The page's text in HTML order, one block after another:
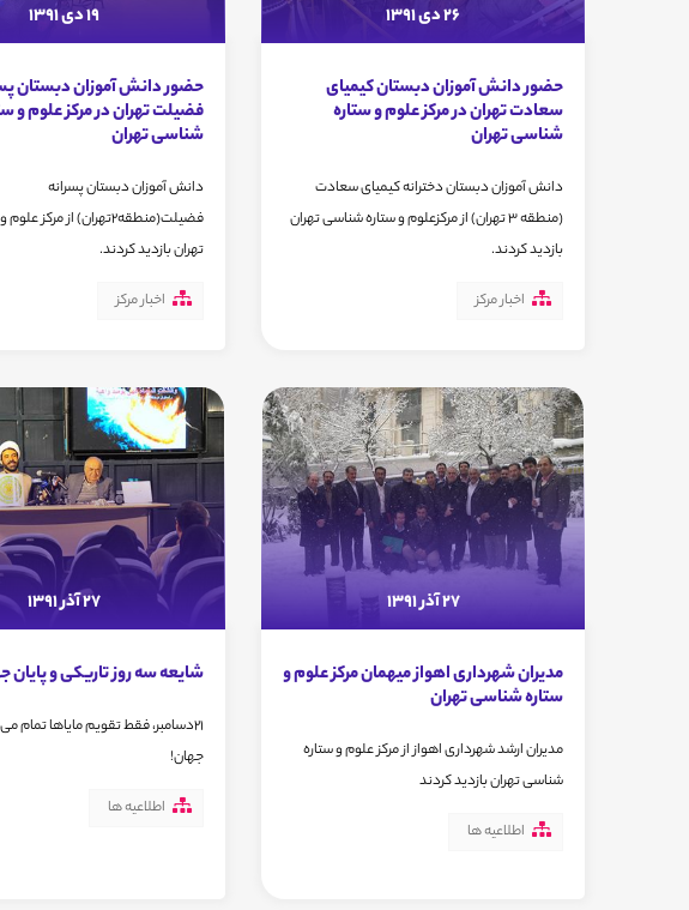
26 دی 1391
حضور دانش آموزان دبستان کیمیای
سعادت تهران در مرکز علوم و ستاره
شناسی تهران
دانش آموزان دبستان دخترانه کیمیای سعادت
(منطقه 3 تهران) از مرکزعلوم و ستاره شناسی تهران
بازدید کردند.
اخبار مرکز
19 دی 1391
حضور دانش آموزان دبستان
فضیلت تهران در مرکز علوم و
شناسی تهران
دانش آموزان دبستان پسرانه
فضیلت(منطقه2تهران) از
تهران بازدید کردند.
اخبار مرکز
27 آذر 1391
مدیران شهرداری اهواز میهمان مرکز علوم و
ستاره شناسی تهران
مدیران ارشد شهرداری اهواز از مرکز علوم و ستاره
شناسی تهران بازدید کردند
اطلاعیه ها
27 آذر 1391
شایعه سه روز تاریکی و پایان
21دسامبر، فقط تقویم مایاها تمام
جهان!
اطلاعیه ها